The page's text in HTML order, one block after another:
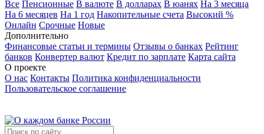
Все Пенсионные В валюте В долларах В юанях На 3 месяца
На 6 месяцев На 1 год Накопительные счета Высокий %
Онлайн Срочные Новые
Дополнительно
Финансовые статьи и термины Отзывы о банках Рейтинг
банков Конвертер валют Кредит по зарплате Карта сайта
О проекте
О нас Контакты Политика конфиденциальности
Пользовательское соглашение